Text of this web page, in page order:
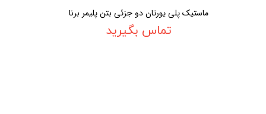
ماستیک پلی یورتان دو جزئی بتن پلیمر برنا
تماس بگیرید